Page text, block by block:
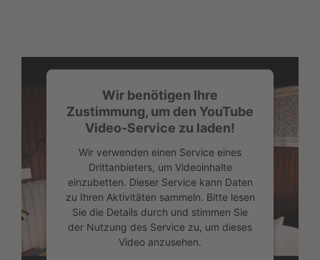
Wir benötigen Ihre
Zustimmung, um den YouTube
Video-Service zu laden!
Wir verwenden einen Service eines
Drittanbieters, um Videoinhalte
einzubetten. Dieser Service kann Daten
zu Ihren Aktivitäten sammeln. Bitte lesen
Sie die Details durch und stimmen Sie
der Nutzung des Service zu, um dieses
Video anzusehen.